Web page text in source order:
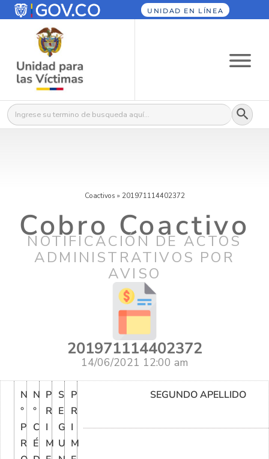
UNIDAD EN LÍNEA
Buscar: Botón
Coactivos » 201971114402372
Cobro Coactivo
NOTIFICACIÓN DE ACTOS
ADMINISTRATIVOS POR
AVISO
201971114402372
14/06/2021 12:00 am
N
°
P
R
N
°
C
É
P
R
I
M
S
E
G
U
P
R
I
M
SEGUNDO APELLIDO